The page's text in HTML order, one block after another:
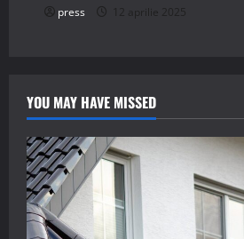
press 12 aprilie 2025
YOU MAY HAVE MISSED